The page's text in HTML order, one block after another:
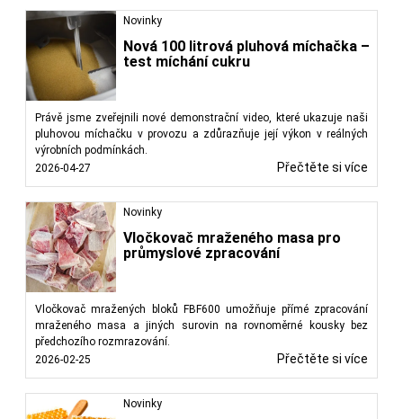
Novinky
Nová 100 litrová pluhová míchačka –
test míchání cukru
Právě jsme zveřejnili nové demonstrační video, které ukazuje naši
pluhovou míchačku v provozu a zdůrazňuje její výkon v reálných
výrobních podmínkách.
2026-04-27
Přečtěte si více
Novinky
Vločkovač mraženého masa pro
průmyslové zpracování
Vločkovač mražených bloků FBF600 umožňuje přímé zpracování
mraženého masa a jiných surovin na rovnoměrné kousky bez
předchozího rozmrazování.
2026-02-25
Přečtěte si více
Novinky